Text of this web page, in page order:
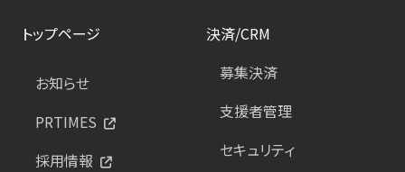
トップページ
お知らせ
PRTIMES
採用情報
決済/CRM
募集決済
支援者管理
セキュリティ